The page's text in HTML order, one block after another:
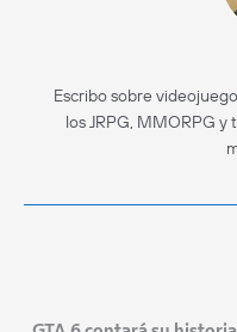
Escribo sobre
los JRPG, MMORPG